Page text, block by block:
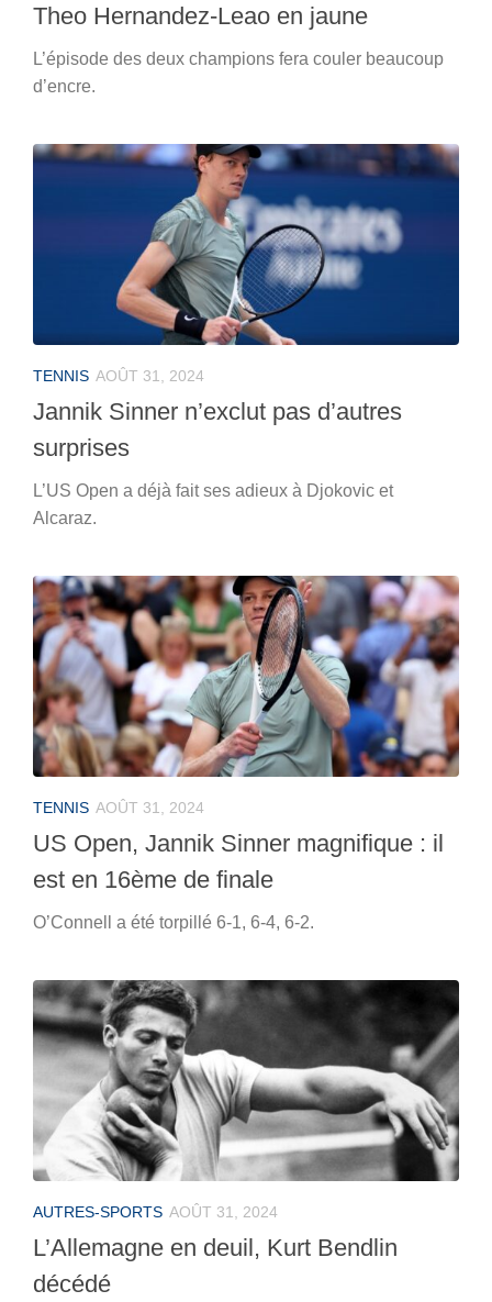
Theo Hernandez-Leao en jaune
L’épisode des deux champions fera couler beaucoup
d’encre.
TENNIS AOÛT 31, 2024
Jannik Sinner n’exclut pas d’autres
surprises
L’US Open a déjà fait ses adieux à Djokovic et
Alcaraz.
TENNIS AOÛT 31, 2024
US Open, Jannik Sinner magnifique : il
est en 16ème de finale
O’Connell a été torpillé 6-1, 6-4, 6-2.
AUTRES-SPORTS AOÛT 31, 2024
L’Allemagne en deuil, Kurt Bendlin
décédé